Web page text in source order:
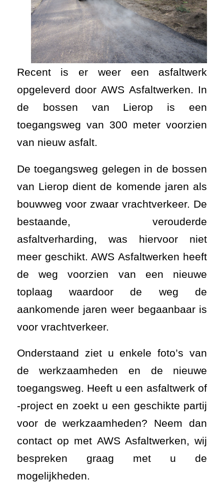
Recent is er weer een asfaltwerk
opgeleverd door AWS Asfaltwerken. In
de bossen van Lierop is een
toegangsweg van 300 meter voorzien
van nieuw asfalt.
De toegangsweg gelegen in de bossen
van Lierop dient de komende jaren als
bouwweg voor zwaar vrachtverkeer. De
bestaande, verouderde
asfaltverharding, was hiervoor niet
meer geschikt. AWS Asfaltwerken heeft
de weg voorzien van een nieuwe
toplaag waardoor de weg de
aankomende jaren weer begaanbaar is
voor vrachtverkeer.
Onderstaand ziet u enkele foto’s van
de werkzaamheden en de nieuwe
toegangsweg. Heeft u een asfaltwerk of
-project en zoekt u een geschikte partij
voor de werkzaamheden? Neem dan
contact op met AWS Asfaltwerken, wij
bespreken graag met u de
mogelijkheden.